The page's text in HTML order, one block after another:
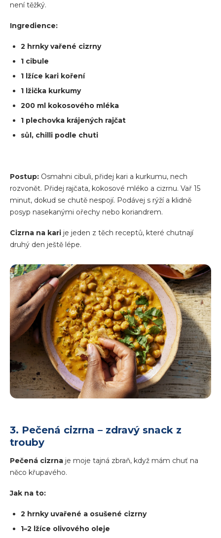
není těžký.
Ingredience:
2 hrnky vařené cizrny
1 cibule
1 lžíce kari koření
1 lžička kurkumy
200 ml kokosového mléka
1 plechovka krájených rajčat
sůl, chilli podle chuti
Postup: Osmahni cibuli, přidej kari a kurkumu, nech
rozvonět. Přidej rajčata, kokosové mléko a cizrnu. Vař 15
minut, dokud se chutě nespojí. Podávej s rýží a klidně
posyp nasekanými ořechy nebo koriandrem.
Cizrna na kari je jeden z těch receptů, které chutnají
druhý den ještě lépe.
3. Pečená cizrna – zdravý snack z
trouby
Pečená cizrna je moje tajná zbraň, když mám chuť na
něco křupavého.
Jak na to:
2 hrnky uvařené a osušené cizrny
1–2 lžíce olivového oleje